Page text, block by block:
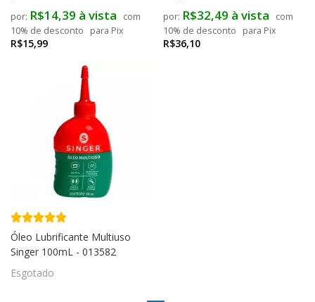
R$15,99
R$14,39 à vista
com
10% de desconto
para Pix
R$36,10
R$32,49 à vista
com
10% de desconto
para Pix
Óleo Lubrificante Multiuso
Singer 100mL - 013582
Esgotado